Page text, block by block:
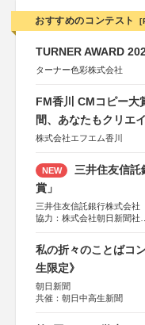
おすすめのコンテスト
TURNER AWARD
ターナー色彩株式会社
FM香川 CMコピー大
間、あなたもクリエ
株式会社エフエム香川
NEW
三井住友信託
賞」
三井住友信託銀行株式会社
協力：株式会社朝日新聞社
私の折々のことばコ
生限定》
朝日新聞
共催：朝日中高生新聞